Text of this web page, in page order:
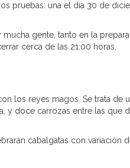
pruebas: una el día 30 de
gente, tanto en la
cerca de las 21:00 horas.
los reyes magos. Se trata
y doce carrozas entre las que
cabalgatas con variación